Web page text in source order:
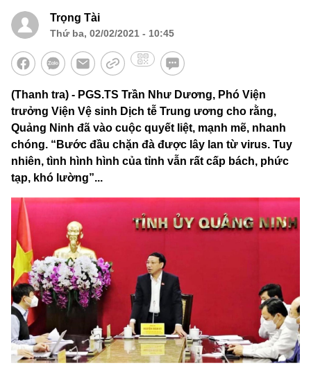
Trọng Tài
Thứ ba, 02/02/2021 - 10:45
(Thanh tra) - PGS.TS Trần Như Dương, Phó Viện
trưởng Viện Vệ sinh Dịch tễ Trung ương cho rằng,
Quảng Ninh đã vào cuộc quyết liệt, mạnh mẽ, nhanh
chóng. “Bước đầu chặn đà được lây lan từ virus. Tuy
nhiên, tình hình hình của tỉnh vẫn rất cấp bách, phức
tạp, khó lường”...